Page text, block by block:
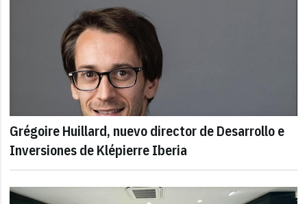
Grégoire Huillard, nuevo director de Desarrollo e
Inversiones de Klépierre Iberia